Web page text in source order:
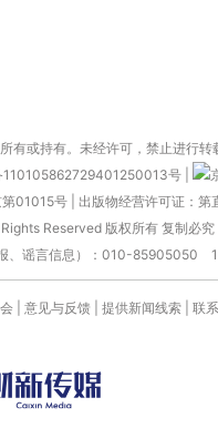
或持有。未经许可，禁止进行转
110105862729401250013号
01015号| 出版物经营许可证：第
Reserved 版权所有 复制必究
、谣言信息）：010-85905050
意见与反馈 提供新闻线索 联